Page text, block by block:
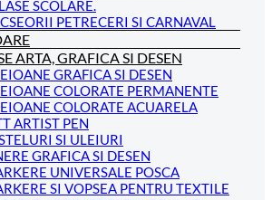
SCOLARE.
PETRECERI SI CARNAVAL
ARTA, GRAFICA SI DESEN
GRAFICA SI DESEN
COLORATE PERMANENTE
COLORATE ACUARELA
ARTIST PEN
SI ULEIURI
GRAFICA SI DESEN
UNIVERSALE POSCA
SI VOPSEA PENTRU TEXTILE